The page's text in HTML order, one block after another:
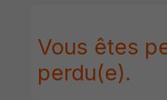
Vous êtes
perdu(e).